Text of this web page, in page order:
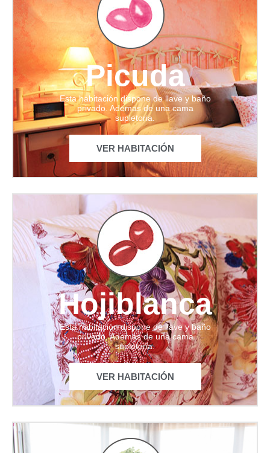
Picuda
Esta habitación dispone de llave y baño
privado. Ademas de una cama
supletoria.
VER HABITACIÓN
Hojiblanca
Esta habitación dispone de llave y baño
privado. Ademas de una cama
supletoria.
VER HABITACIÓN